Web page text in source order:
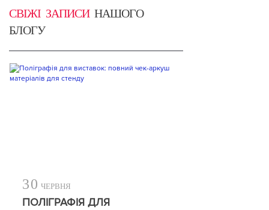
СВІЖІ ЗАПИСИНАШОГО
БЛОГУ
30 ЧЕРВНЯ
ПОЛІГРАФІЯ ДЛЯ